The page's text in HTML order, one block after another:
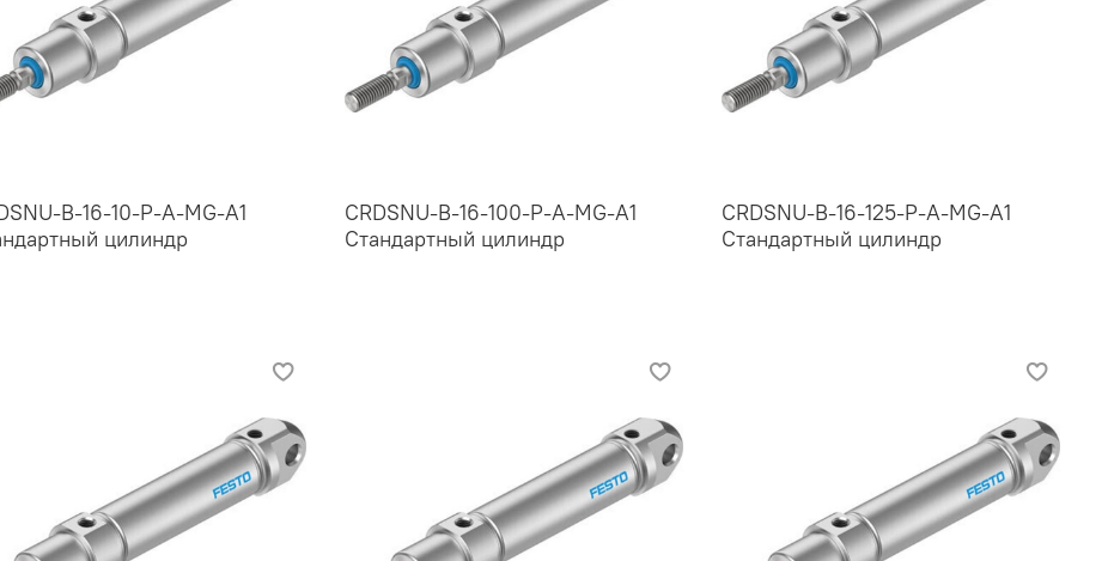
B-16-10-P-A-MG-A1
цилиндр
CRDSNU-B-16-100-P-A-MG-A1
Стандартный цилиндр
CRDSNU-B-16-125-P-A-MG-A1
Стандартный цилиндр